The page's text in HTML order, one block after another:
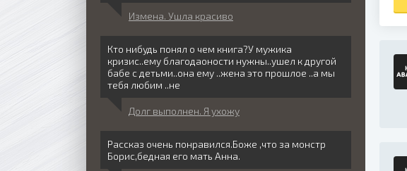
Измена. Ушла красиво
Кто нибудь понял о чем книга?У мужика
кризис..ему благодаоности нужны..ушел к другой
бабе с детьми..она ему ..жена это прошлое ..а мы
тебя любим ..не
Долг выполнен. Я ухожу
Рассказ очень понравился.Боже ,что за монстр
Борис,бедная его мать Анна.